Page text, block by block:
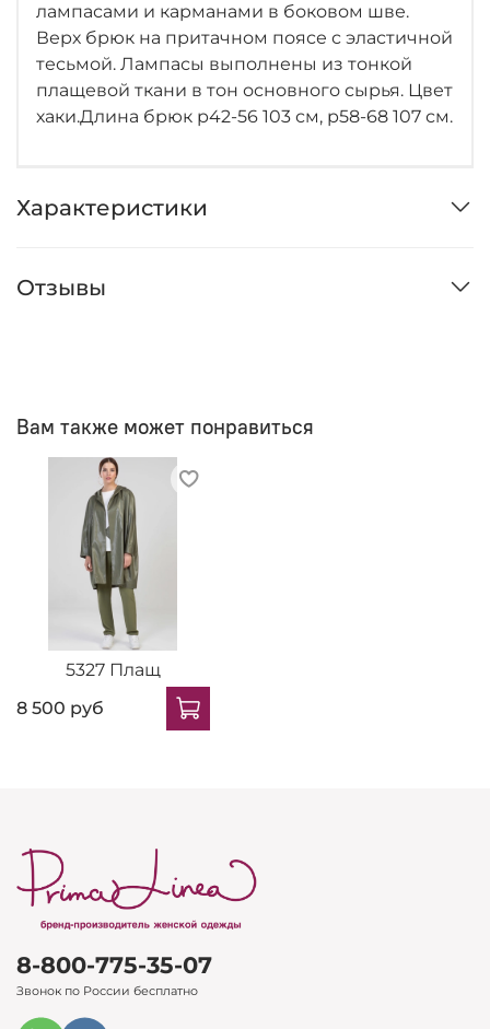
лампасами и карманами в боковом шве.
Верх брюк на притачном поясе с эластичной
тесьмой. Лампасы выполнены из тонкой
плащевой ткани в тон основного сырья. Цвет
хаки.Длина брюк р42-56 103 см, р58-68 107 см.
Характеристики
Отзывы
Вам также может понравиться
5327 Плащ
8 500 руб
8-800-775-35-07
Звонок по России бесплатно